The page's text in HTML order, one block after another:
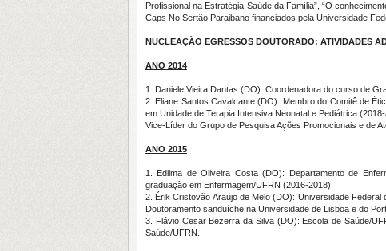
Profissional na Estratégia Saúde da Família”, “O
Caps No Sertão Paraibano financiados pela Universidade
NUCLEAÇÃO EGRESSOS DOUTORADO: ATIVIDADES
ANO 2014
1. Daniele Vieira Dantas (DO): Coordenadora do curso de
2. Eliane Santos Cavalcante (DO): Membro do Comitê de
em Unidade de Terapia Intensiva Neonatal e Pediátrica
Vice-Líder do Grupo de Pesquisa Ações Promocionais e de
ANO 2015
1. Edilma de Oliveira Costa (DO): Departamento de
graduação em Enfermagem/UFRN (2016-2018).
2. Érik Cristovão Araújo de Melo (DO): Universidade
Doutoramento sanduíche na Universidade de Lisboa e do
3. Flávio Cesar Bezerra da Silva (DO): Escola de Saúde/
Saúde/UFRN.